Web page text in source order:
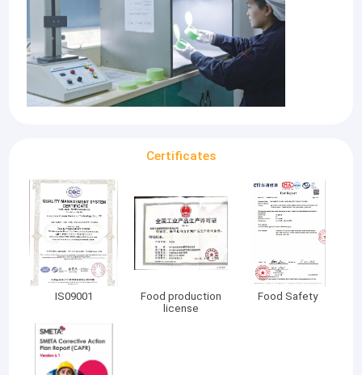
Rumah
Tentang kita
Certificates
IS09001
Food production
license
Food Safety
"Ketat, inovatif, efisien, realistis, win-win", untuk menyediakan
layanan berkualitas kepada pelanggan, kami dengan tulus
berharap dapat bekerja sama dengan sebagian besar pelanggan
untuk menciptakan hari esok yang lebih baik!